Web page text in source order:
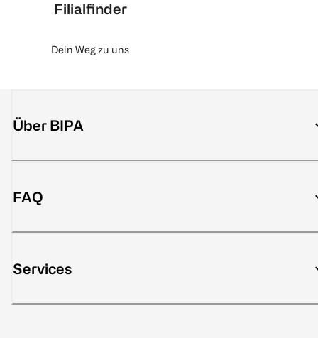
Filialfinder
Dein Weg zu uns
Über BIPA
FAQ
Services